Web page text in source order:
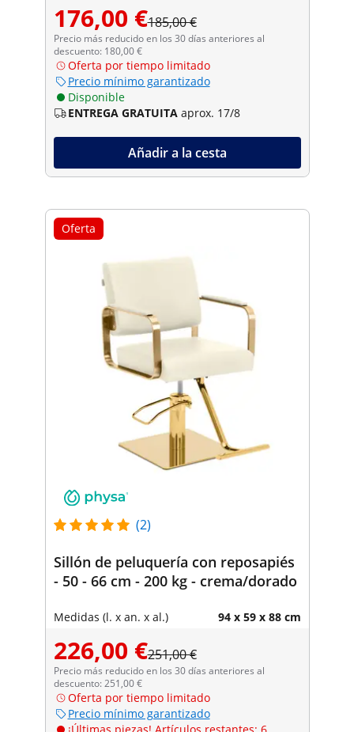
176,00 €185,00 €
Precio más reducido en los 30 días anteriores al
descuento: 180,00 €
Oferta por tiempo limitado
Precio mínimo garantizado
Disponible
ENTREGA GRATUITA aprox. 17/8
Añadir a la cesta
Oferta
(2)
Sillón de peluquería con reposapiés
- 50 - 66 cm - 200 kg - crema/dorado
Medidas (l. x an. x al.) 94 x 59 x 88 cm
226,00 €251,00 €
Precio más reducido en los 30 días anteriores al
descuento: 251,00 €
Oferta por tiempo limitado
Precio mínimo garantizado
¡Últimas piezas! Artículos restantes: 6